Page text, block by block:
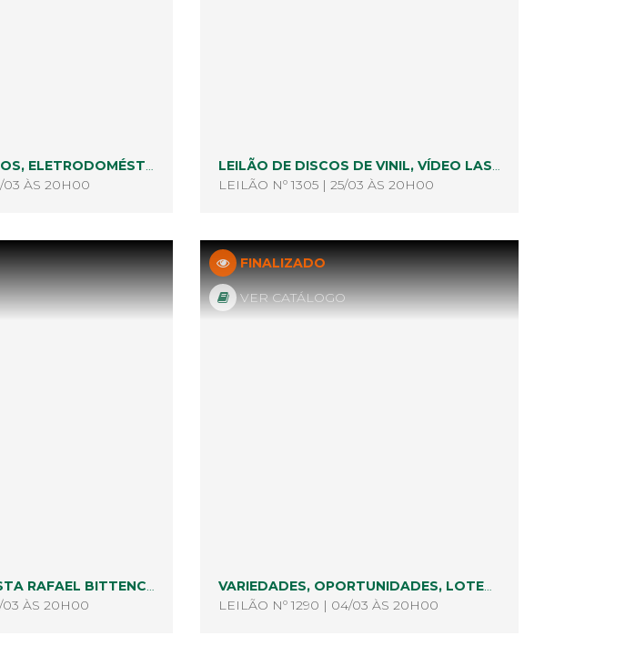
LEILÃO DE RELÓGIOS, ELETRODOMÉSTICOS, MÓVEIS E MUITO MAIS
03 ÀS 20H00
LEILÃO DE DISCOS DE VINIL, VÍDEO LASERS E CD'S
LEILÃO Nº 1305 | 25/03 ÀS 20H00
ANGRA, GUITARRISTA RAFAEL BITTENCOURT REALIZA LEILÃO PARA FÃS E APRECIADORES DE ROCK, HEAVY METAL E BOA MÚSICA
03 ÀS 20H00
VARIEDADES, OPORTUNIDADES, LOTES REMANECENTES E NÃO PAGOS
LEILÃO Nº 1290 | 04/03 ÀS 20H00
FINALIZADO
VER CATÁLOGO